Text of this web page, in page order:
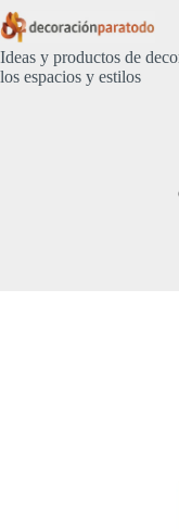
Saltar
al
contenido
Ideas y productos de
los espacios y estilos